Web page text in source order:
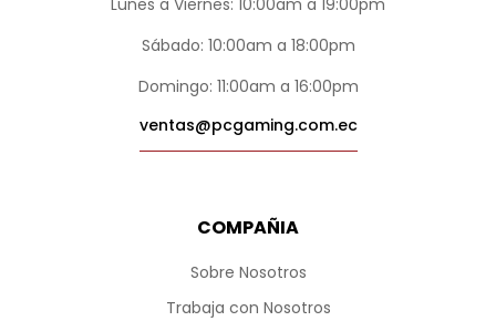
COMPAÑIA
Sobre Nosotros
Trabaja con Nosotros
Lunes a Viernes: 10:00am a 19:00pm
Sábado: 10:00am a 18:00pm
Domingo: 11:00am a 16:00pm
ventas@pcgaming.com.ec